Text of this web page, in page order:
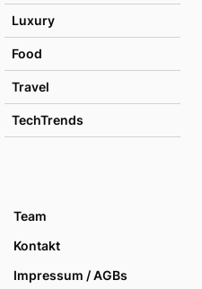
Luxury
Food
Travel
TechTrends
Team
Kontakt
Impressum / AGBs